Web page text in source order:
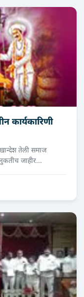
कार्यकारिणी
तेली समाज
जाहीर...